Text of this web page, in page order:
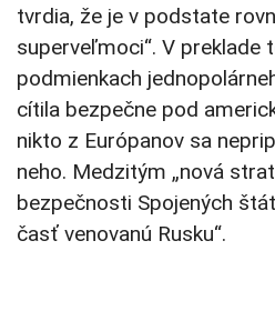
tvrdia, že je v podstate
superveľmoci“. V preklade
podmienkach
cítila bezpečne pod
nikto z Európanov sa
neho. Medzitým „nová
bezpečnosti Spojených
časť venovanú Rusku“.